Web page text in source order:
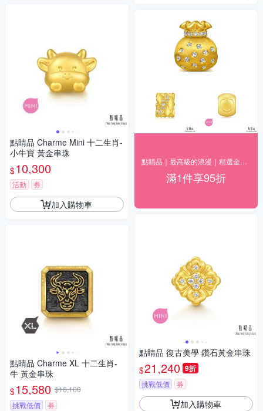
點睛品 Charme Mini 十二生肖-
小牛寶 黃金串珠
$10,300
活動 券
加入購物車
點睛品 Charme XL 十二生肖-
牛 黃金串珠
$15,580 $16,100
挑戰低價
券
滿1件享95折
點睛品 復古美學 鑽石黃金串珠
$21,240 9折
挑戰低價 券
加入購物車